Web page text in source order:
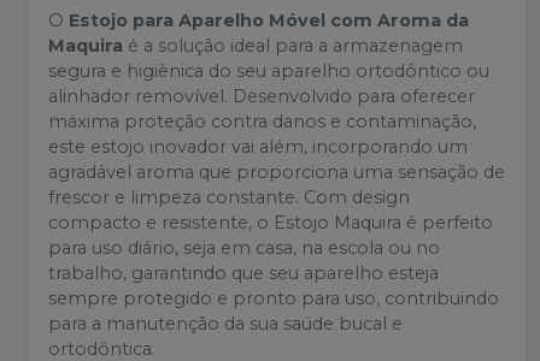
O Estojo para Aparelho Móvel com Aroma da
Maquira é a solução ideal para a armazenagem
segura e higiênica do seu aparelho ortodôntico ou
alinhador removível. Desenvolvido para oferecer
máxima proteção contra danos e contaminação,
este estojo inovador vai além, incorporando um
agradável aroma que proporciona uma sensação de
frescor e limpeza constante. Com design
compacto e resistente, o Estojo Maquira é perfeito
para uso diário, seja em casa, na escola ou no
trabalho, garantindo que seu aparelho esteja
sempre protegido e pronto para uso, contribuindo
para a manutenção da sua saúde bucal e
ortodôntica.